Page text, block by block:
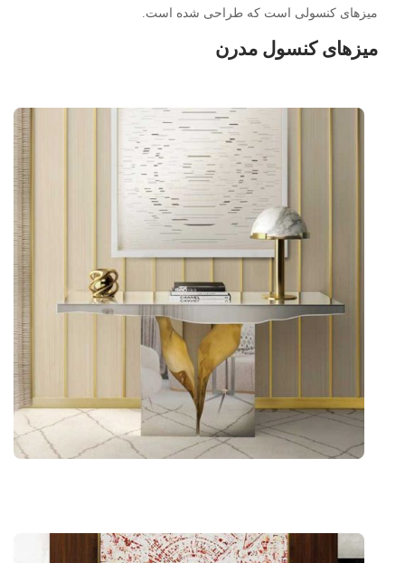
میزهای کنسولی است که طراحی شده است.
میزهای کنسول مدرن